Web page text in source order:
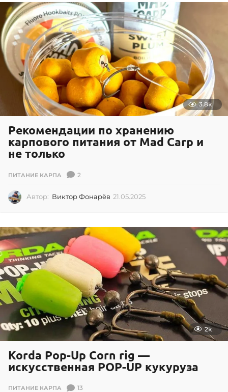
.
2
0
1
5
3.8k
Рекомендации по хранению
карпового питания от Mad Carp и
не только
ПИТАНИЕ КАРПА 2
Автор: Виктор Фонарёв 21.05.2025
0
7
.
2
0
2
6
2k
Korda Pop-Up Corn rig —
искусственная POP-UP кукуруза
ПИТАНИЕ КАРПА 13